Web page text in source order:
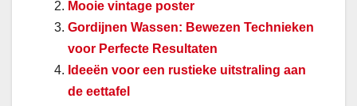
Mooie vintage poster
Gordijnen Wassen: Bewezen Technieken
voor Perfecte Resultaten
Ideeën voor een rustieke uitstraling aan
de eettafel